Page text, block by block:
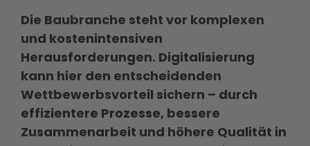
Die Baubranche steht vor komplexen
und kostenintensiven
Herausforderungen. Digitalisierung
kann hier den entscheidenden
Wettbewerbsvorteil sichern – durch
effizientere Prozesse, bessere
Zusammenarbeit und höhere Qualität in